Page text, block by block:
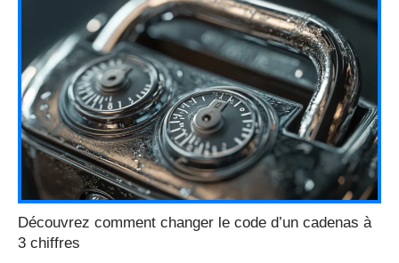
Découvrez comment changer le code d’un cadenas à
3 chiffres